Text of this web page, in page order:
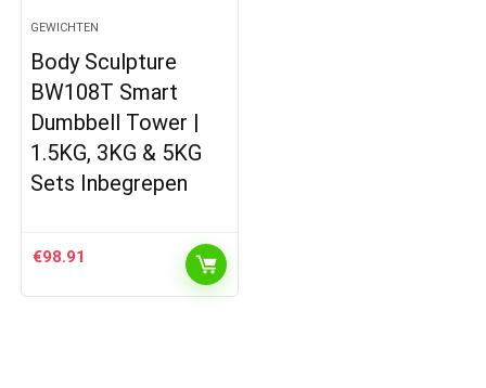
GEWICHTEN
Body Sculpture
BW108T Smart
Dumbbell Tower |
1.5KG, 3KG & 5KG
Sets Inbegrepen
€98.91